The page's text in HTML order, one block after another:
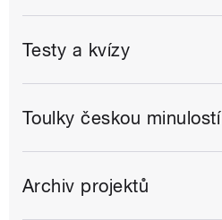
Testy a kvízy
Toulky českou minulostí
Archiv projektů